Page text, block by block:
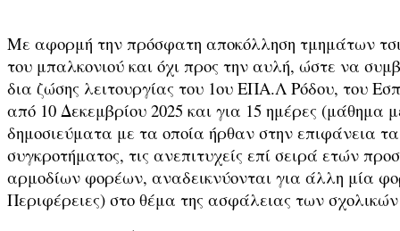
Με αφορμή την πρόσφατη αποκόλληση τμημάτων
του μπαλκονιού και όχι προς την αυλή, ώστε να
δια ζώσης λειτουργίας του 1ου ΕΠΑ.Λ Ρόδου, του
από 10 Δεκεμβρίου 2025 και για 15 ημέρες (μάθημα
δημοσιεύματα με τα οποία ήρθαν στην επιφάνεια
συγκροτήματος, τις ανεπιτυχείς επί σειρά ετών
αρμοδίων φορέων, αναδεικνύονται για άλλη μία
Περιφέρειες) στο θέμα της ασφάλειας των